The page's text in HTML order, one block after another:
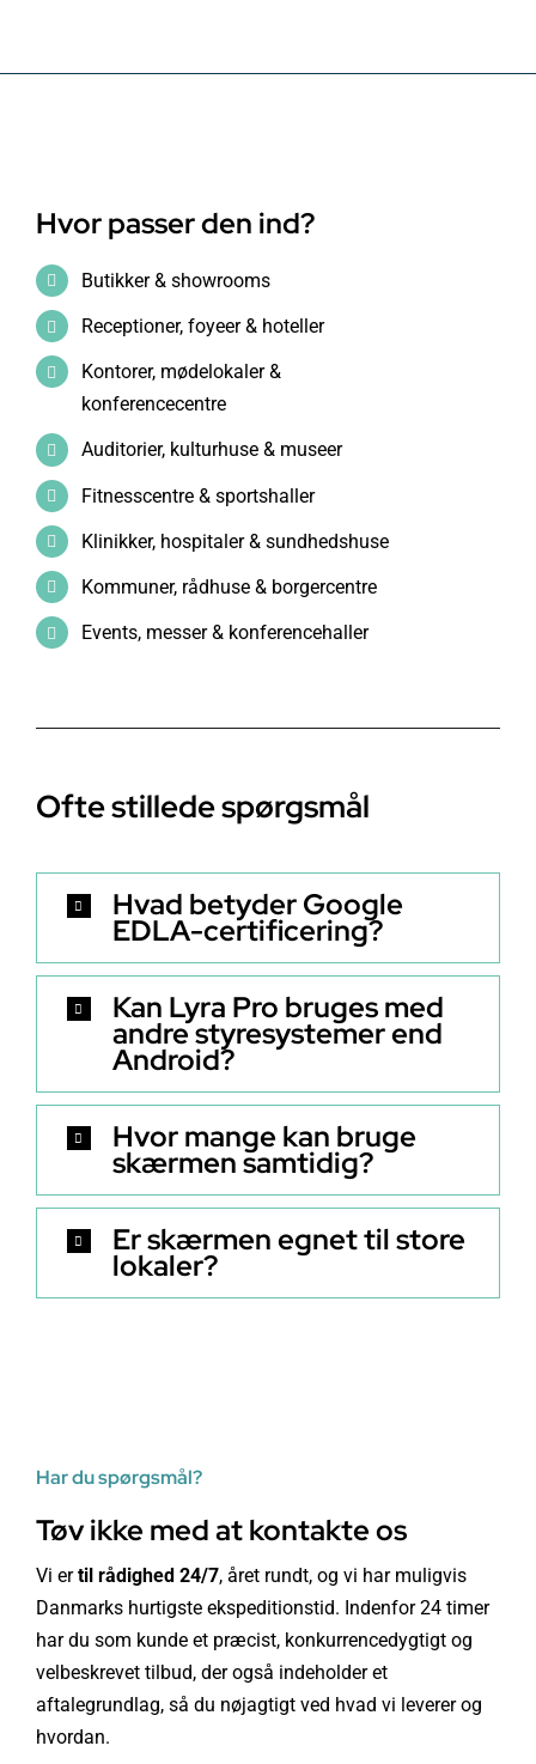
Hvor passer den ind?
Butikker & showrooms
Receptioner, foyeer & hoteller
Kontorer, mødelokaler &
konferencecentre
Auditorier, kulturhuse & museer
Fitnesscentre & sportshaller
Klinikker, hospitaler & sundhedshuse
Kommuner, rådhuse & borgercentre
Events, messer & konferencehaller
Ofte stillede spørgsmål
Hvad betyder Google
EDLA-certificering?
Kan Lyra Pro bruges med
andre styresystemer end
Android?
Hvor mange kan bruge
skærmen samtidig?
Er skærmen egnet til store
lokaler?
Har du spørgsmål?
Tøv ikke med at kontakte os
Vi ertil rådighed 24/7, året rundt, og vi har muligvis
Danmarks hurtigste ekspeditionstid. Indenfor 24 timer
har du som kunde et præcist, konkurrencedygtigt og
velbeskrevet tilbud, der også indeholder et
aftalegrundlag, så du nøjagtigt ved hvad vi leverer og
hvordan.